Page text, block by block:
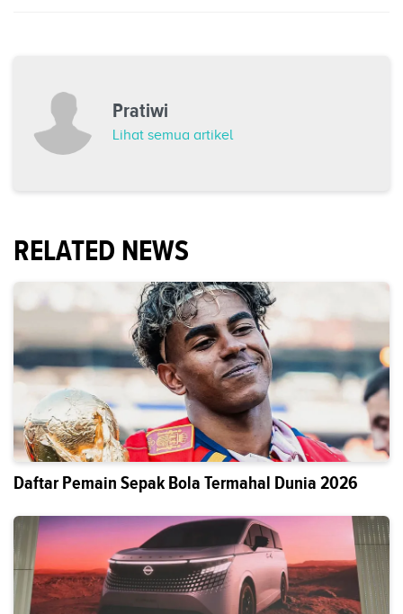
Pratiwi
Lihat semua artikel
RELATED NEWS
Daftar Pemain Sepak Bola Termahal Dunia 2026